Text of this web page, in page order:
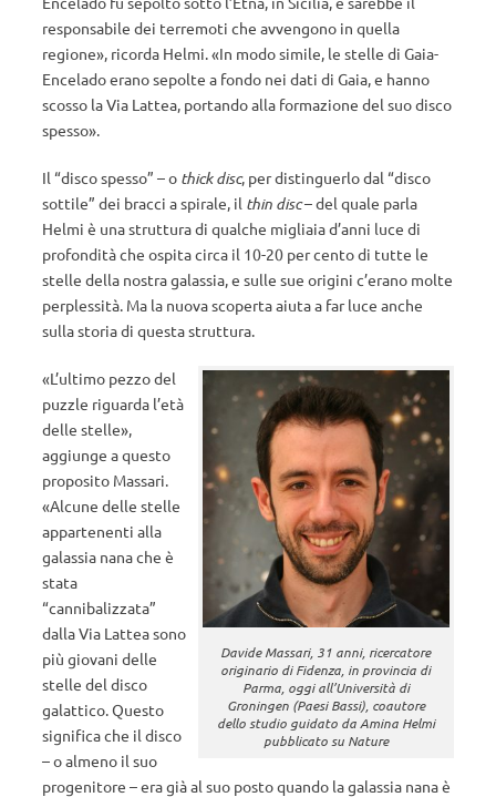
responsabile dei terremoti che avvengono in quella
regione», ricorda Helmi. «In modo simile, le stelle di Gaia-
Encelado erano sepolte a fondo nei dati di Gaia, e hanno
scosso la Via Lattea, portando alla formazione del suo disco
spesso».
Il “disco spesso” – o thick disc, per distinguerlo dal “disco
sottile” dei bracci a spirale, il thin disc– del quale parla
Helmi è una struttura di qualche migliaia d’anni luce di
profondità che ospita circa il 10-20 per cento di tutte le
stelle della nostra galassia, e sulle sue origini c’erano molte
perplessità. Ma la nuova scoperta aiuta a far luce anche
sulla storia di questa struttura.
Davide Massari, 31 anni, ricercatore
originario di Fidenza, in provincia di
Parma, oggi all’Università di
Groningen (Paesi Bassi), coautore
dello studio guidato da Amina Helmi
pubblicato su Nature
«L’ultimo pezzo del
puzzle riguarda l’età
delle stelle»,
aggiunge a questo
proposito Massari.
«Alcune delle stelle
appartenenti alla
galassia nana che è
stata
“cannibalizzata”
dalla Via Lattea sono
più giovani delle
stelle del disco
galattico. Questo
significa che il disco
– o almeno il suo
progenitore – era già al suo posto quando la galassia nana è